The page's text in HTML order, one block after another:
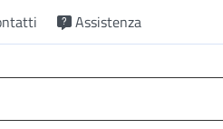
Assistenza